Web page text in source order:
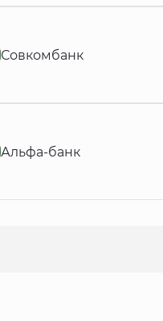
Совкомбанк
Альфа-банк